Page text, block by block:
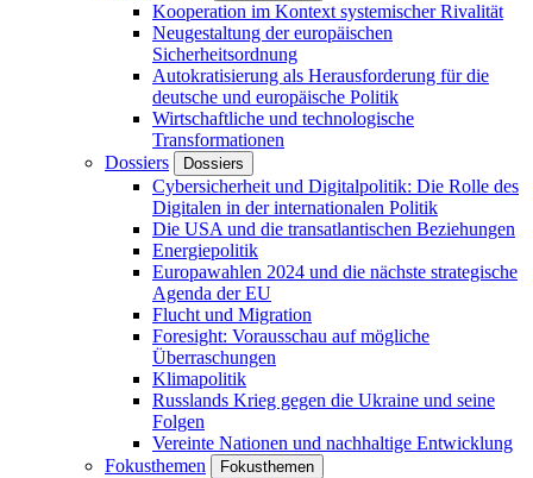
Kooperation im Kontext systemischer Rivalität
Neugestaltung der europäischen
Sicherheitsordnung
Autokratisierung als Herausforderung für die
deutsche und europäische Politik
Wirtschaftliche und technologische
Transformationen
Dossiers
Dossiers
Cybersicherheit und Digitalpolitik: Die Rolle des
Digitalen in der internationalen Politik
Die USA und die transatlantischen Beziehungen
Energiepolitik
Europawahlen 2024 und die nächste strategische
Agenda der EU
Flucht und Migration
Foresight: Vorausschau auf mögliche
Überraschungen
Klimapolitik
Russlands Krieg gegen die Ukraine und seine
Folgen
Vereinte Nationen und nachhaltige Entwicklung
Fokusthemen
Fokusthemen